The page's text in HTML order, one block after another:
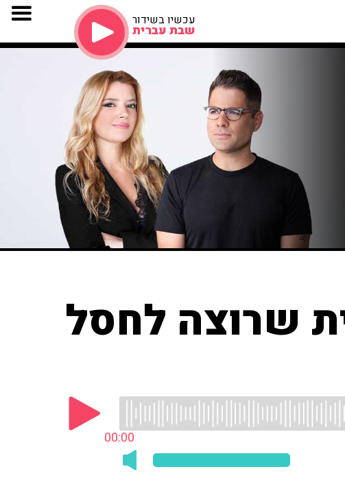
עכשיו בשידור
שבת עברית
שרוצה לחסל
00:00